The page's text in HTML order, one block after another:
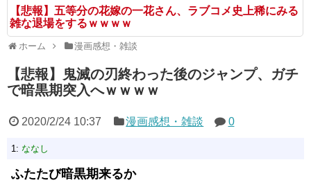
【悲報】五等分の花嫁の一花さん、ラブコメ史上稀にみる
雑な退場をするｗｗｗｗ
ホーム 漫画感想・雑談
【悲報】鬼滅の刃終わった後のジャンプ、ガチ
で暗黒期突入へｗｗｗｗ
2020/2/24 10:37 漫画感想・雑談 0
1: ななし
ふたたび暗黒期来るか